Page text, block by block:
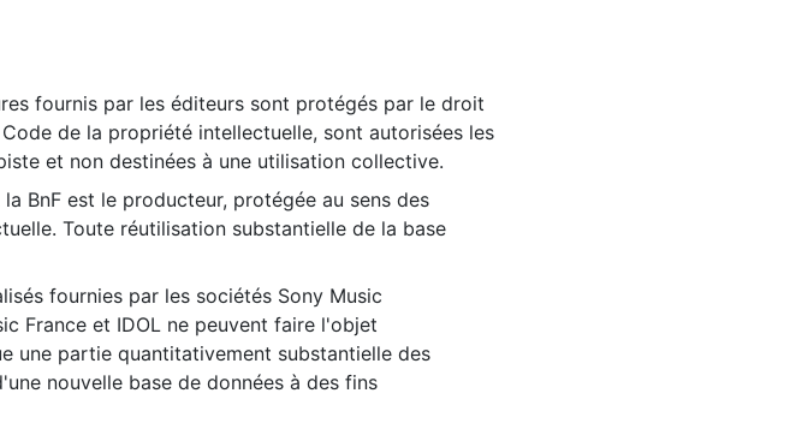
fournis par les éditeurs sont protégés par le droit
de la propriété intellectuelle, sont autorisées les
et non destinées à une utilisation collective.
BnF est le producteur, protégée au sens des
Toute réutilisation substantielle de la base
fournies par les sociétés Sony Music
France et IDOL ne peuvent faire l'objet
une partie quantitativement substantielle des
nouvelle base de données à des fins